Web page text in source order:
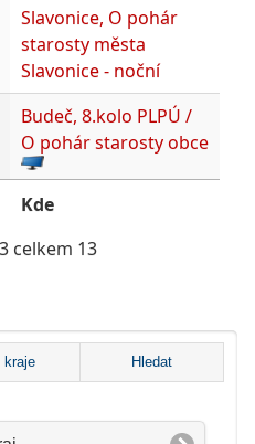
Slavonice, O pohár
starosty města
Slavonice - noční
Budeč, 8.kolo PLPÚ /
O pohár starosty obce
Kde
celkem 13
kraje Hledat